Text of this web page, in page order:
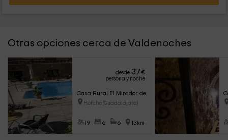
Otras opciones cerca de Valdenoches
desde 37€
persona y noche
Casa Rural El Mirador de la Vega
Horche (Guadalajara)
19 6 6 13km